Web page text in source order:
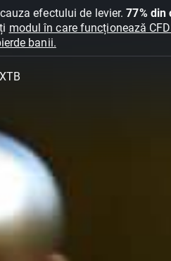
efectului de levier.77%
modul în care funcționează
banii.